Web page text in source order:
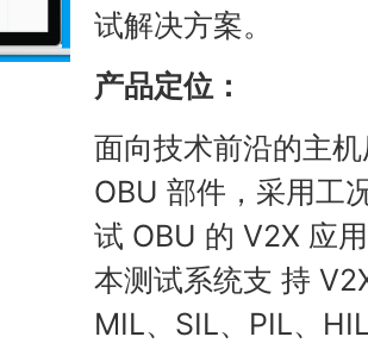
试解决方案。
产品定位：
面向技术前沿的主
OBU 部件，采用工
试 OBU 的 V2X 应
本测试系统支 持
MIL、SIL、PIL、